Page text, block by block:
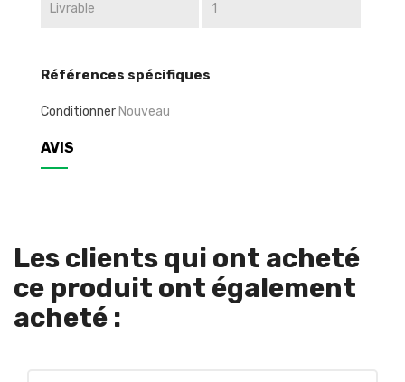
Livrable 1
Références spécifiques
Conditionner Nouveau
AVIS
Les clients qui ont acheté
ce produit ont également
acheté :